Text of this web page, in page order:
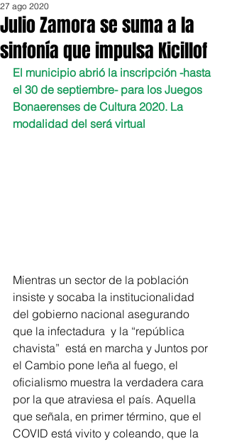
Julio Zamora se suma a la
sinfonía que impulsa Kicillof
27 ago 2020
El municipio abrió la inscripción -hasta
el 30 de septiembre- para los Juegos
Bonaerenses de Cultura 2020. La
modalidad del será virtual
Mientras un sector de la población
insiste y socaba la institucionalidad
del gobierno nacional asegurando
que la infectadura  y la “república
chavista”  está en marcha y Juntos por
el Cambio pone leña al fuego, el
oficialismo muestra la verdadera cara
por la que atraviesa el país. Aquella
que señala, en primer término, que el
COVID está vivito y coleando, que la